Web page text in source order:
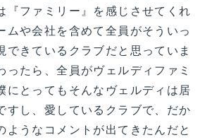
『ファミリー』を感じさせてくれ
ムや会社を含めて全員がそういっ
できているクラブだと思っていま
ったら、全員がヴェルディファミ
にとってもそんなヴェルディは居
すし、愛しているクラブで、だか
ようなコメントが出てきたんだと